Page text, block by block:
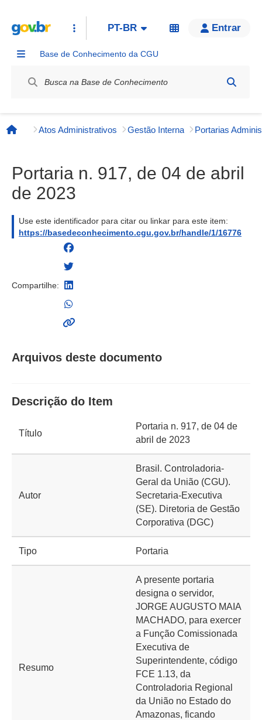
PT-BR Entrar
Base de Conhecimento da CGU
Página inicial
Atos Administrativos Gestão Interna
Portaria n. 917, de 04 de abril
de 2023
Use este identificador para citar ou linkar para este item:
https://basedeconhecimento.cgu.gov.br/handle/1/16776
Compartilhe:
Arquivos deste documento
Descrição do Item
Título
Portaria n. 917, de 04 de
abril de 2023
Autor
Brasil. Controladoria-
Geral da União (CGU).
Secretaria-Executiva
(SE). Diretoria de Gestão
Corporativa (DGC)
Tipo Portaria
Resumo
A presente portaria
designa o servidor,
JORGE AUGUSTO MAIA
MACHADO, para exercer
a Função Comissionada
Executiva de
Superintendente, código
FCE 1.13, da
Controladoria Regional
da União no Estado do
Amazonas, ficando